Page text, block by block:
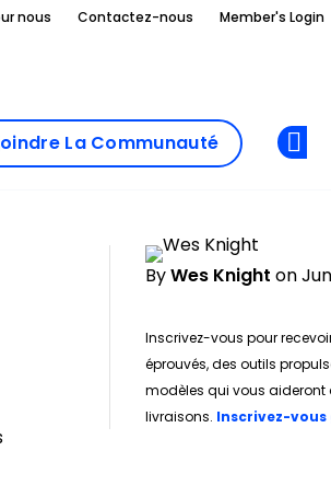
nous Contactez-nous Member's Login
La Communauté
By Wes Knight on
Inscrivez-vous pour
éprouvés, des outils
modèles qui vous aideront
livraisons. Inscrivez-